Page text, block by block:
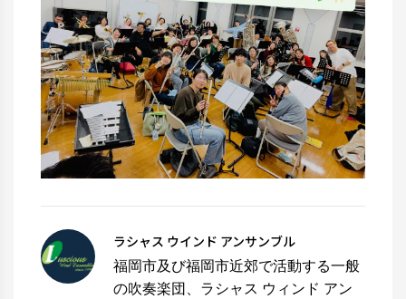
ラシャス ウインド アンサンブル
福岡市及び福岡市近郊で活動する一般
の吹奏楽団、ラシャス ウィンド アン